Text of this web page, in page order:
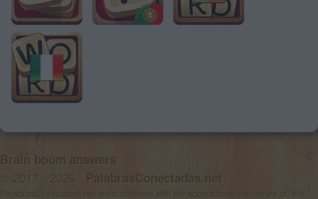
Brain boom answers
© 2017 - 2026 · PalabrasConectadas.net
PalabrasConectadas.net is not affiliated with the applications mentioned on this